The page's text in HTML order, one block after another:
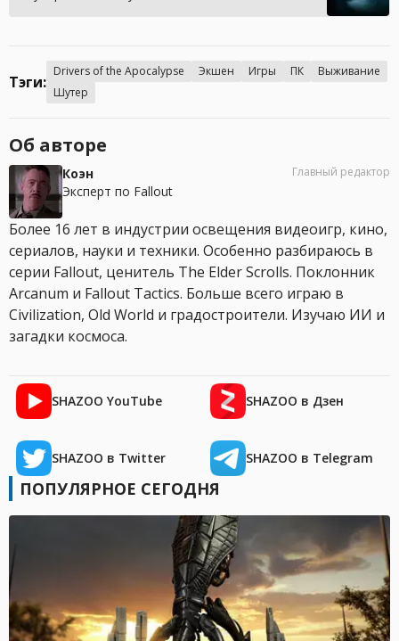
Тэги:
Drivers of the Apocalypse Экшен Игры ПК
Выживание
Шутер
Об авторе
Коэн
Эксперт по Fallout
Главный редактор
Более 16 лет в индустрии освещения видеоигр, кино,
сериалов, науки и техники. Особенно разбираюсь в
серии Fallout, ценитель The Elder Scrolls. Поклонник
Arcanum и Fallout Tactics. Больше всего играю в
Civilization, Old World и градостроители. Изучаю ИИ и
загадки космоса.
SHAZOO YouTube SHAZOO в Дзен
SHAZOO в Twitter SHAZOO в Telegram
ПОПУЛЯРНОЕ СЕГОДНЯ